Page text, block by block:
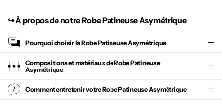
↪︎À propos de notre Robe Patineuse Asymétrique
Pourquoi choisir laRobe Patineuse Asymétrique
Compositions et matériaux de Robe Patineuse
Asymétrique
Comment entretenir votreRobe Patineuse Asymétrique